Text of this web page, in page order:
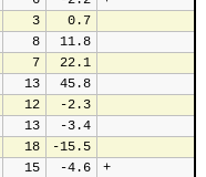
   3
  0.7
   8
11.8
   7
22.1
  13
45.8
  12
-2.3
  13
-3.4
  18
-15.5
  15
-4.6
+